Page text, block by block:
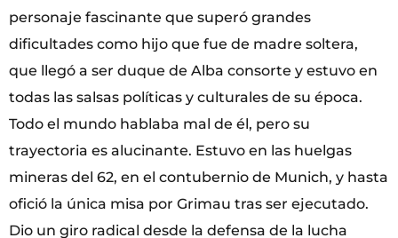
personaje fascinante que superó grandes
dificultades como hijo que fue de madre soltera,
que llegó a ser duque de Alba consorte y estuvo en
todas las salsas políticas y culturales de su época.
Todo el mundo hablaba mal de él, pero su
trayectoria es alucinante. Estuvo en las huelgas
mineras del 62, en el contubernio de Munich, y hasta
ofició la única misa por Grimau tras ser ejecutado.
Dio un giro radical desde la defensa de la lucha